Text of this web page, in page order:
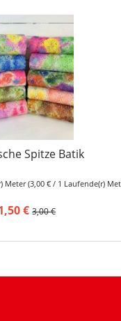
Spitze Batik
Meter(3,00 € / 1 Laufende(r)
€ 3,00 €